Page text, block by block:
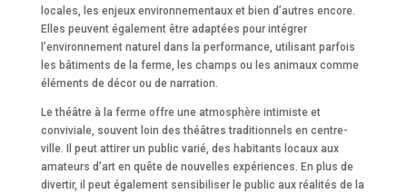
locales, les enjeux environnementaux et bien d’autres encore.
Elles peuvent également être adaptées pour intégrer
l’environnement naturel dans la performance, utilisant parfois
les bâtiments de la ferme, les champs ou les animaux comme
éléments de décor ou de narration.
Le théâtre à la ferme offre une atmosphère intimiste et
conviviale, souvent loin des théâtres traditionnels en centre-
ville. Il peut attirer un public varié, des habitants locaux aux
amateurs d’art en quête de nouvelles expériences. En plus de
divertir, il peut également sensibiliser le public aux réalités de la